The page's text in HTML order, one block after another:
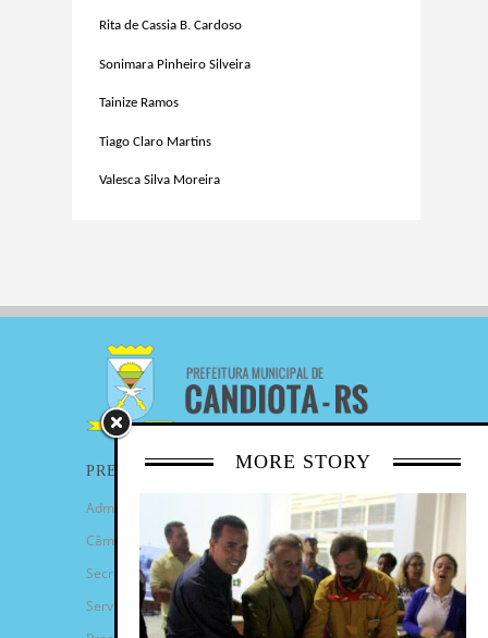
Rita de Cassia B. Cardoso
Sonimara Pinheiro Silveira
Tainize Ramos
Tiago Claro Martins
Valesca Silva Moreira
MORE STORY
PREFEITURA
Administração Municipal
Câmara de Vereadores
Secretarias
Serviços